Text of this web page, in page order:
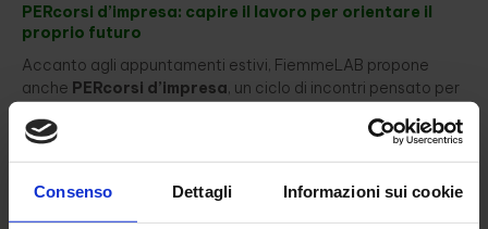
Consenso Dettagli Informazioni sui cookie
PERcorsi d’impresa: capire il lavoro per orientare il
proprio futuro
Accanto agli appuntamenti estivi, FiemmeLAB propone
anche PERcorsi d’impresa, un ciclo di incontri pensato per
delle imprese.
del lavoro?